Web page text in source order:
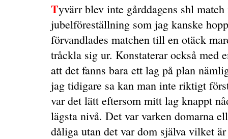
Tyvärr blev inte gårddagens shl
jubelföreställning som jag kanske
förvandlades matchen till en otäck
tråckla sig ur. Konstaterar också med
att det fanns bara ett lag på plan
jag tidigare sa kan man inte riktigt
var det lätt eftersom mitt lag knappt
lägsta nivå. Det var varken domarna
dåliga utan det var dom själva vilket